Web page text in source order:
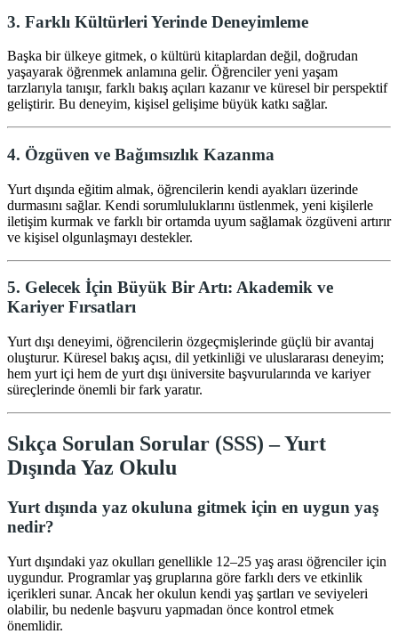
3. Farklı Kültürleri Yerinde Deneyimleme
Başka bir ülkeye gitmek, o kültürü kitaplardan değil, doğrudan
yaşayarak öğrenmek anlamına gelir. Öğrenciler yeni yaşam
tarzlarıyla tanışır, farklı bakış açıları kazanır ve küresel bir perspektif
geliştirir. Bu deneyim, kişisel gelişime büyük katkı sağlar.
4. Özgüven ve Bağımsızlık Kazanma
Yurt dışında eğitim almak, öğrencilerin kendi ayakları üzerinde
durmasını sağlar. Kendi sorumluluklarını üstlenmek, yeni kişilerle
iletişim kurmak ve farklı bir ortamda uyum sağlamak özgüveni artırır
ve kişisel olgunlaşmayı destekler.
5. Gelecek İçin Büyük Bir Artı: Akademik ve
Kariyer Fırsatları
Yurt dışı deneyimi, öğrencilerin özgeçmişlerinde güçlü bir avantaj
oluşturur. Küresel bakış açısı, dil yetkinliği ve uluslararası deneyim;
hem yurt içi hem de yurt dışı üniversite başvurularında ve kariyer
süreçlerinde önemli bir fark yaratır.
Sıkça Sorulan Sorular (SSS) – Yurt
Dışında Yaz Okulu
Yurt dışında yaz okuluna gitmek için en uygun yaş
nedir?
Yurt dışındaki yaz okulları genellikle 12–25 yaş arası öğrenciler için
uygundur. Programlar yaş gruplarına göre farklı ders ve etkinlik
içerikleri sunar. Ancak her okulun kendi yaş şartları ve seviyeleri
olabilir, bu nedenle başvuru yapmadan önce kontrol etmek
önemlidir.